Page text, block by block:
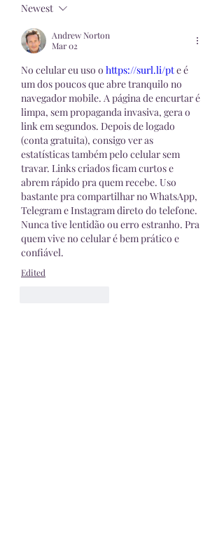
Newest
Andrew Norton
Mar 02
No celular eu uso o https://surl.li/pt e é
um dos poucos que abre tranquilo no
navegador mobile. A página de encurtar é
limpa, sem propaganda invasiva, gera o
link em segundos. Depois de logado
(conta gratuita), consigo ver as
estatísticas também pelo celular sem
travar. Links criados ficam curtos e
abrem rápido pra quem recebe. Uso
bastante pra compartilhar no WhatsApp,
Telegram e Instagram direto do telefone.
Nunca tive lentidão ou erro estranho. Pra
quem vive no celular é bem prático e
confiável.
Edited